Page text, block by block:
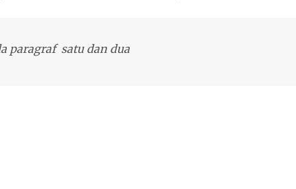
paragraf satu dan dua